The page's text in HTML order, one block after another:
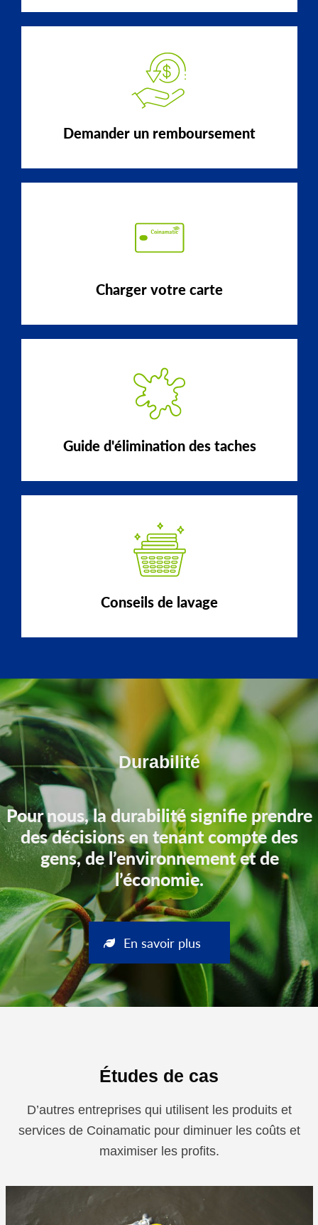
Demander un remboursement
Charger votre carte
Guide d'élimination des taches
Conseils de lavage
Durabilité
Pour nous, la durabilité signifie prendre
des décisions en tenant compte des
gens, de l’environnement et de
l’économie.
En savoir plus
Études de cas
D’autres entreprises qui utilisent les produits et
services de Coinamatic pour diminuer les coûts et
maximiser les profits.